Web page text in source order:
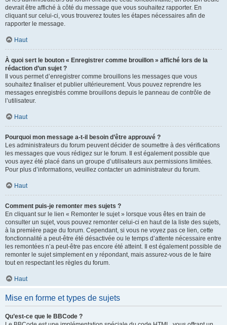
devrait être affiché à côté du message que vous souhaitez rapporter. En
cliquant sur celui-ci, vous trouverez toutes les étapes nécessaires afin de
rapporter le message.
Haut
À quoi sert le bouton « Enregistrer comme brouillon » affiché lors de la
rédaction d’un sujet ?
Il vous permet d’enregistrer comme brouillons les messages que vous
souhaitez finaliser et publier ultérieurement. Vous pouvez reprendre les
messages enregistrés comme brouillons depuis le panneau de contrôle de
l’utilisateur.
Haut
Pourquoi mon message a-t-il besoin d’être approuvé ?
Les administrateurs du forum peuvent décider de soumettre à des vérifications
les messages que vous rédigez sur le forum. Il est également possible que
vous ayez été placé dans un groupe d’utilisateurs aux permissions limitées.
Pour plus d’informations, veuillez contacter un administrateur du forum.
Haut
Comment puis-je remonter mes sujets ?
En cliquant sur le lien « Remonter le sujet » lorsque vous êtes en train de
consulter un sujet, vous pouvez remonter celui-ci en haut de la liste des sujets,
à la première page du forum. Cependant, si vous ne voyez pas ce lien, cette
fonctionnalité a peut-être été désactivée ou le temps d’attente nécessaire entre
les remontées n’a peut-être pas encore été atteint. Il est également possible de
remonter le sujet simplement en y répondant, mais assurez-vous de le faire
tout en respectant les règles du forum.
Haut
Mise en forme et types de sujets
Qu’est-ce que le BBCode ?